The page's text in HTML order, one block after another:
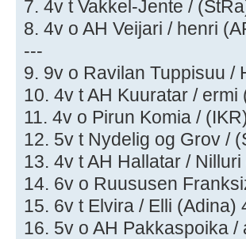
7. 4v t Vakkel-Jente /
8. 4v o AH Veijari / henri
---
9. 9v o Ravilan Tuppisuu /
10. 4v t AH Kuuratar /
11. 4v o Pirun Komia /
12. 5v t Nydelig og Grov /
13. 4v t AH Hallatar /
14. 6v o Ruususen
15. 6v t Elvira / Elli (Adina)
16. 5v o AH Pakkaspoika